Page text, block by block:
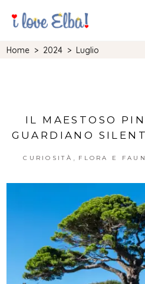
Home > 2024 >Luglio
IL MAESTOSO
GUARDIANO
CURIOSITÀ , FLORA E